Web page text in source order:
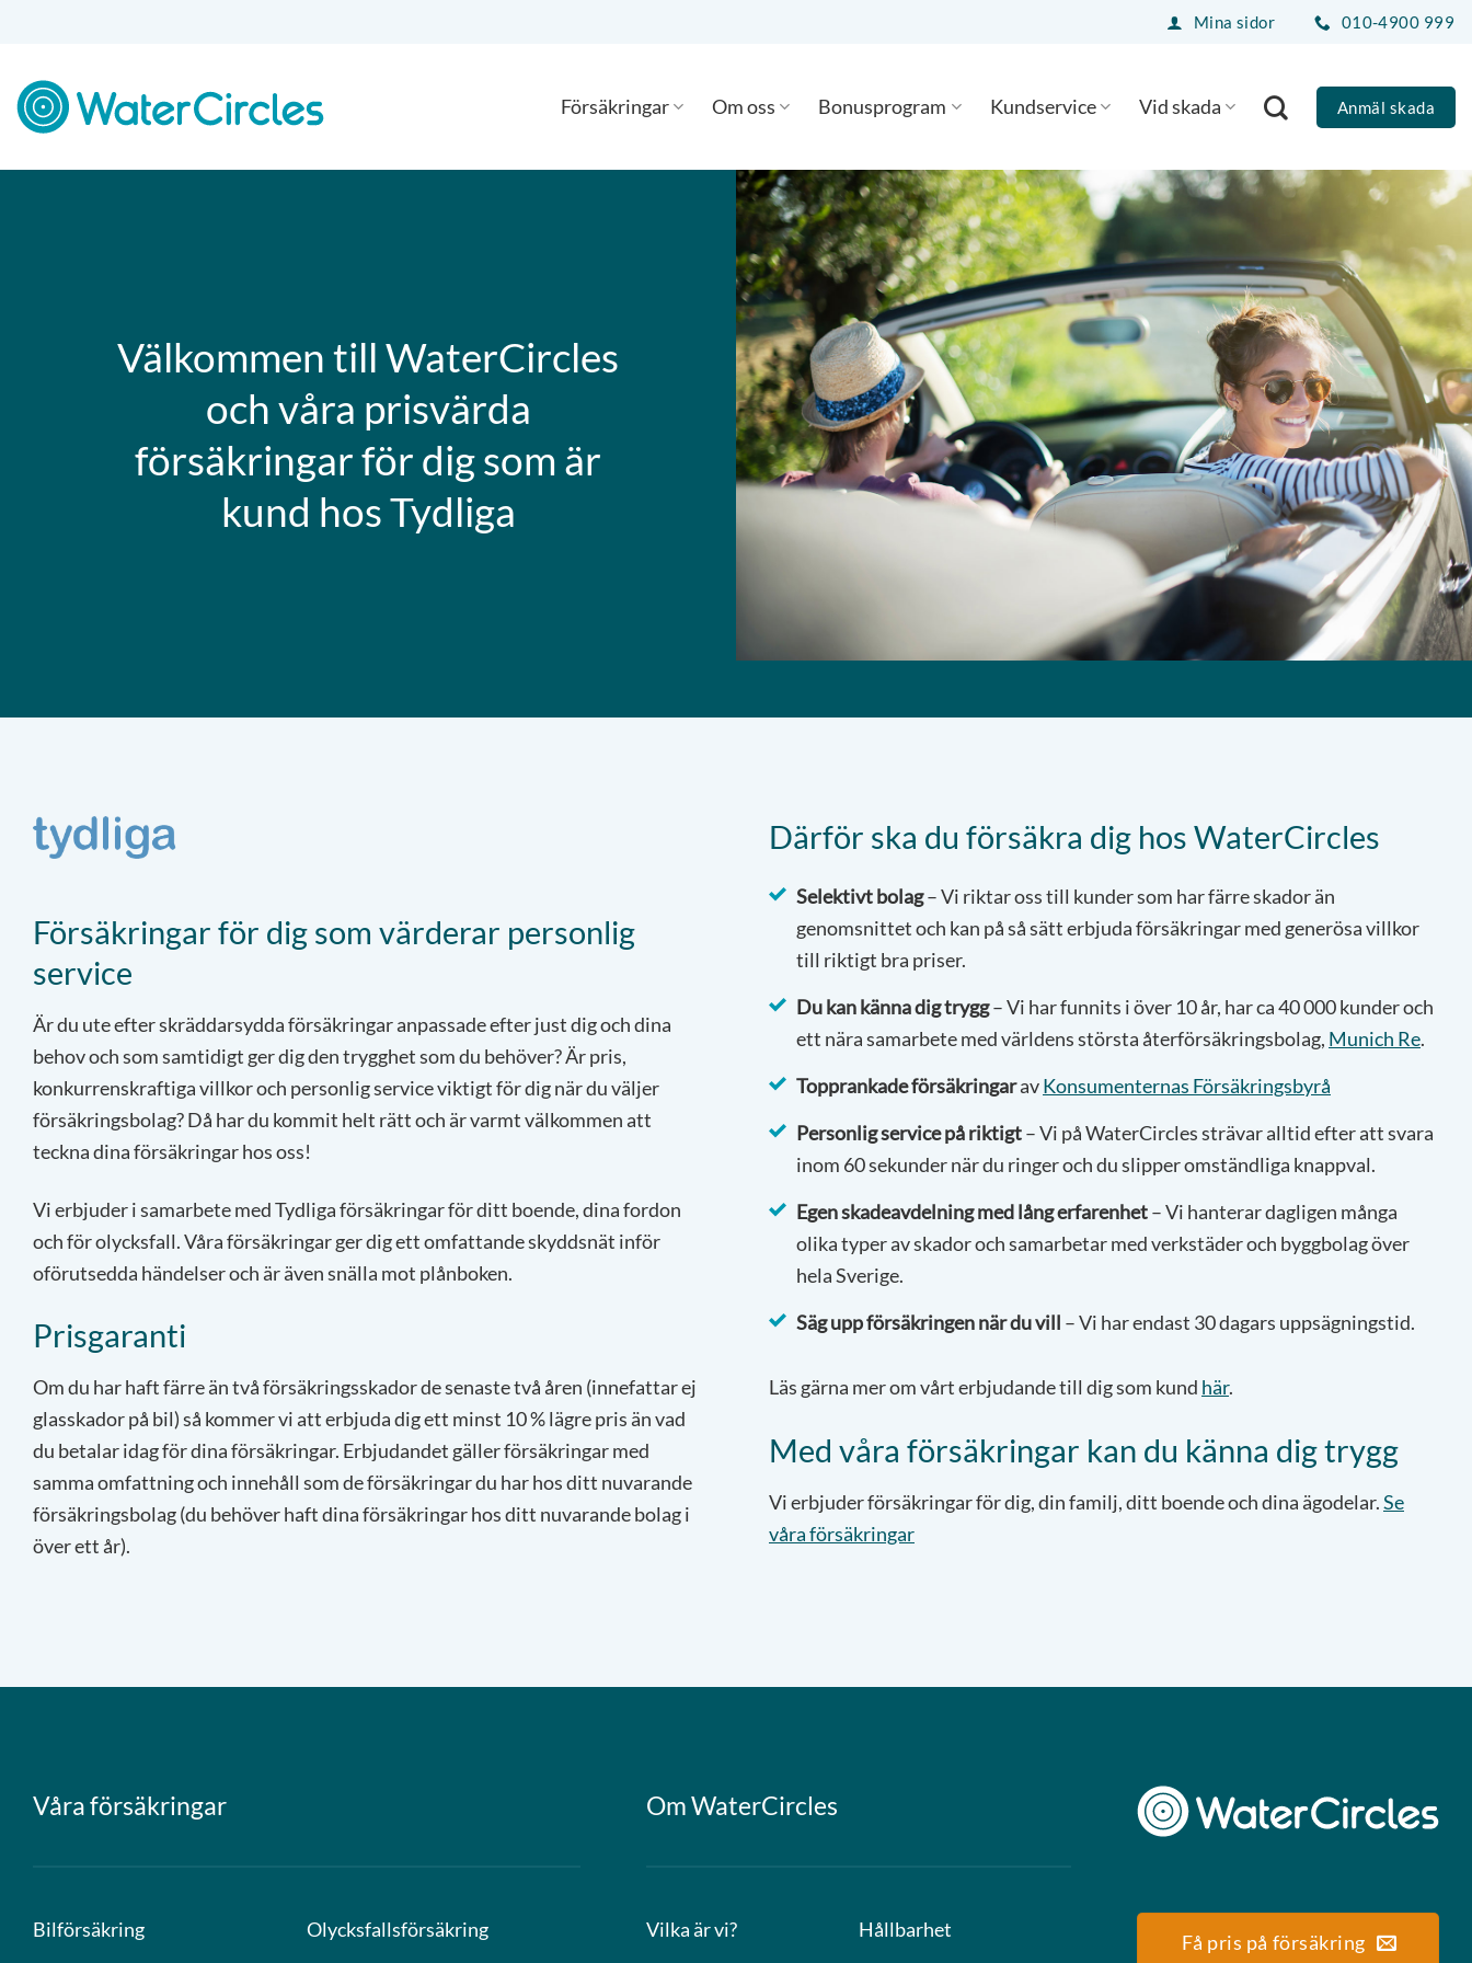
content
Mina sidor 010-4900 999
Försäkringar Om oss Bonusprogram Kundservice Vid skada Anmäl skada
Välkommen till WaterCircles
och våra prisvärda
försäkringar för dig som är
kund hos Tydliga
Försäkringar för dig som värderar personlig
service
Är du ute efter skräddarsydda försäkringar anpassade efter just dig och dina
behov och som samtidigt ger dig den trygghet som du behöver? Är pris,
konkurrenskraftiga villkor och personlig service viktigt för dig när du väljer
försäkringsbolag? Då har du kommit helt rätt och är varmt välkommen att
teckna dina försäkringar hos oss!
Vi erbjuder i samarbete med Tydliga försäkringar för ditt boende, dina fordon
och för olycksfall. Våra försäkringar ger dig ett omfattande skyddsnät inför
oförutsedda händelser och är även snälla mot plånboken.
Prisgaranti
Om du har haft färre än två försäkringsskador de senaste två åren (innefattar ej
glasskador på bil) så kommer vi att erbjuda dig ett minst 10 % lägre pris än vad
du betalar idag för dina försäkringar. Erbjudandet gäller försäkringar med
samma omfattning och innehåll som de försäkringar du har hos ditt nuvarande
försäkringsbolag (du behöver haft dina försäkringar hos ditt nuvarande bolag i
över ett år).
Därför ska du försäkra dig hos WaterCircles
Selektivt bolag– Vi riktar oss till kunder som har färre skador än
genomsnittet och kan på så sätt erbjuda försäkringar med generösa villkor
till riktigt bra priser.
Du kan känna dig trygg– Vi har funnits i över 10 år, har ca 40 000 kunder och
ett nära samarbete med världens största återförsäkringsbolag, Munich Re.
Topprankade försäkringaravKonsumenternas Försäkringsbyrå
Personlig servicepå riktigt– Vi på WaterCircles strävar alltid efter att svara
inom 60 sekunder när du ringer och du slipper omständliga knappval.
Egen skadeavdelning med lång erfarenhet– Vi hanterar dagligen många
olika typer av skador och samarbetar med verkstäder och byggbolag över
hela Sverige.
Säg upp försäkringen när du vill – Vi har endast 30 dagars uppsägningstid.
Läs gärna mer om vårt erbjudande till dig som kund här.
Med våra försäkringar kan du känna dig trygg
Vi erbjuder försäkringar för dig, din familj, ditt boende och dina ägodelar.Se
våra försäkringar
Våra försäkringar
Bilförsäkring
Olycksfallsförsäkring
Om WaterCircles
Vilka är vi?
Hållbarhet
Få pris på försäkring